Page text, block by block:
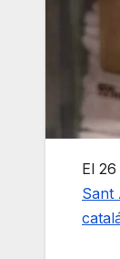
El
Sant